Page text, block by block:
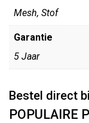
Mesh, Stof
Garantie
5 Jaar
Bestel direct
POPULAIRE